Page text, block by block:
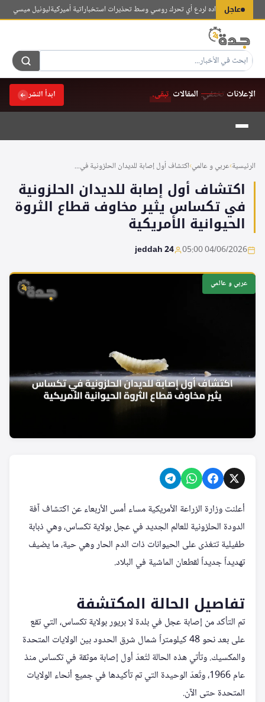
عاجل
يعلن استعداده لردع أي تحرك روسي وسط تحذيرات استخباراتية أميركيةليونيل ميسي يودّع
الإعلانات تختفي.المقالات تبقى. ابدأ النشر
التجاوز
المحتوى
الرئيسية›عربي و عالمي›اكتشاف أول إصابة للديدان الحلزونية في...
اكتشاف أول إصابة للديدان الحلزونية
في تكساس يثير مخاوف قطاع الثروة
الحيوانية الأمريكية
04/06/2026 05:00
jeddah 24
عربي و عالمي
أعلنت وزارة الزراعة الأمريكية مساء أمس الأربعاء عن اكتشاف آفة
الدودة الحلزونية للعالم الجديد في عجل بولاية تكساس، وهي ذبابة
طفيلية تتغذى على الحيوانات ذات الدم الحار وهي حية، ما يضيف
تهديداً جديداً لقطعان الماشية في البلاد.
تفاصيل الحالة المكتشفة
تم التأكد من إصابة عجل في بلدة لا بريور بولاية تكساس، التي تقع
على بعد نحو 48 كيلومتراً شمال شرق الحدود بين الولايات المتحدة
والمكسيك. وتأتي هذه الحالة لتُعدّ أول إصابة موثقة في تكساس منذ
عام 1966، وتُعدّ الوحيدة التي تم تأكيدها في جميع أنحاء الولايات
المتحدة حتى الآن.